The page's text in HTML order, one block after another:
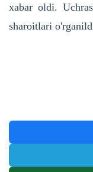
xabar oldi.
sharoitlari